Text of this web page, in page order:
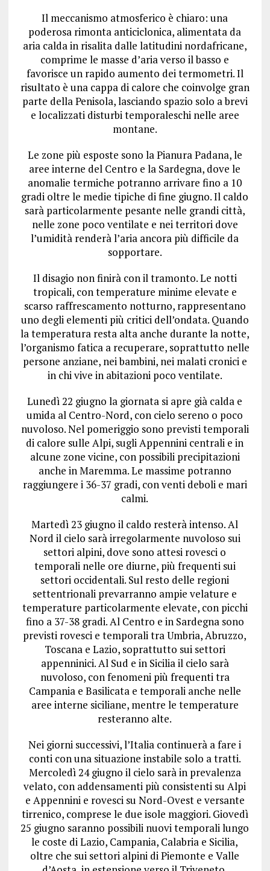
Il meccanismo atmosferico è chiaro: una
poderosa rimonta anticiclonica, alimentata da
aria calda in risalita dalle latitudini nordafricane,
comprime le masse d’aria verso il basso e
favorisce un rapido aumento dei termometri. Il
risultato è una cappa di calore che coinvolge gran
parte della Penisola, lasciando spazio solo a brevi
e localizzati disturbi temporaleschi nelle aree
montane.
Le zone più esposte sono la Pianura Padana, le
aree interne del Centro e la Sardegna, dove le
anomalie termiche potranno arrivare fino a 10
gradi oltre le medie tipiche di fine giugno. Il caldo
sarà particolarmente pesante nelle grandi città,
nelle zone poco ventilate e nei territori dove
l’umidità renderà l’aria ancora più difficile da
sopportare.
Il disagio non finirà con il tramonto. Le notti
tropicali, con temperature minime elevate e
scarso raffrescamento notturno, rappresentano
uno degli elementi più critici dell’ondata. Quando
la temperatura resta alta anche durante la notte,
l’organismo fatica a recuperare, soprattutto nelle
persone anziane, nei bambini, nei malati cronici e
in chi vive in abitazioni poco ventilate.
Lunedì 22 giugno la giornata si apre già calda e
umida al Centro-Nord, con cielo sereno o poco
nuvoloso. Nel pomeriggio sono previsti temporali
di calore sulle Alpi, sugli Appennini centrali e in
alcune zone vicine, con possibili precipitazioni
anche in Maremma. Le massime potranno
raggiungere i 36-37 gradi, con venti deboli e mari
calmi.
Martedì 23 giugno il caldo resterà intenso. Al
Nord il cielo sarà irregolarmente nuvoloso sui
settori alpini, dove sono attesi rovesci o
temporali nelle ore diurne, più frequenti sui
settori occidentali. Sul resto delle regioni
settentrionali prevarranno ampie velature e
temperature particolarmente elevate, con picchi
fino a 37-38 gradi. Al Centro e in Sardegna sono
previsti rovesci e temporali tra Umbria, Abruzzo,
Toscana e Lazio, soprattutto sui settori
appenninici. Al Sud e in Sicilia il cielo sarà
nuvoloso, con fenomeni più frequenti tra
Campania e Basilicata e temporali anche nelle
aree interne siciliane, mentre le temperature
resteranno alte.
Nei giorni successivi, l’Italia continuerà a fare i
conti con una situazione instabile solo a tratti.
Mercoledì 24 giugno il cielo sarà in prevalenza
velato, con addensamenti più consistenti su Alpi
e Appennini e rovesci su Nord-Ovest e versante
tirrenico, comprese le due isole maggiori. Giovedì
25 giugno saranno possibili nuovi temporali lungo
le coste di Lazio, Campania, Calabria e Sicilia,
oltre che sui settori alpini di Piemonte e Valle